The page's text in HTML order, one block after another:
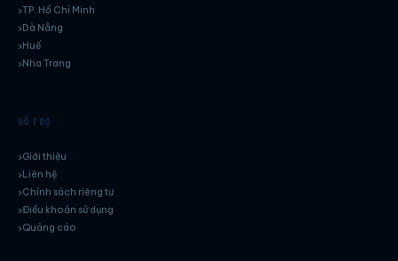
TP. Hồ Chí Minh
Dà Nẵng
Huế
Nha Trang
HỖ TRỢ
Giới thiệu
Liên hệ
Chính sách riêng tư
Điều khoản sử dụng
Quảng cáo